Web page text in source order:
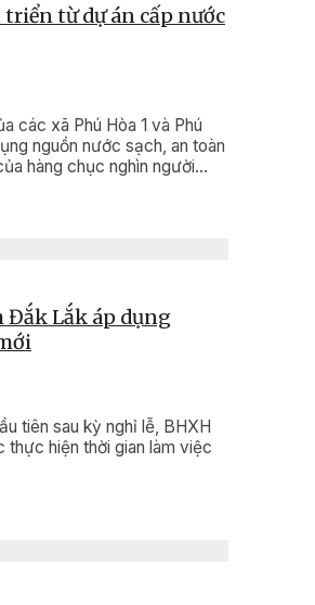
từ dự án cấp nước
các xã Phú Hòa 1 và Phú
nguồn nước sạch, an toàn
hàng chục nghìn người
Đắk Lắk áp dụng
tiên sau kỳ nghỉ lễ, BHXH
hiện thời gian làm việc